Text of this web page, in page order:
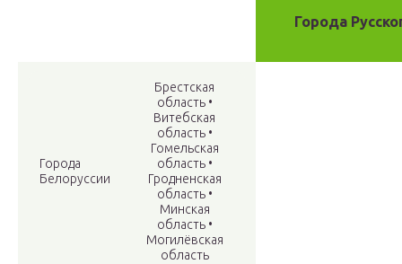
Города
Города
Белоруссии
Брестская
область •
Витебская
область •
Гомельская
область •
Гродненская
область •
Минская
область •
Могилёвская
область